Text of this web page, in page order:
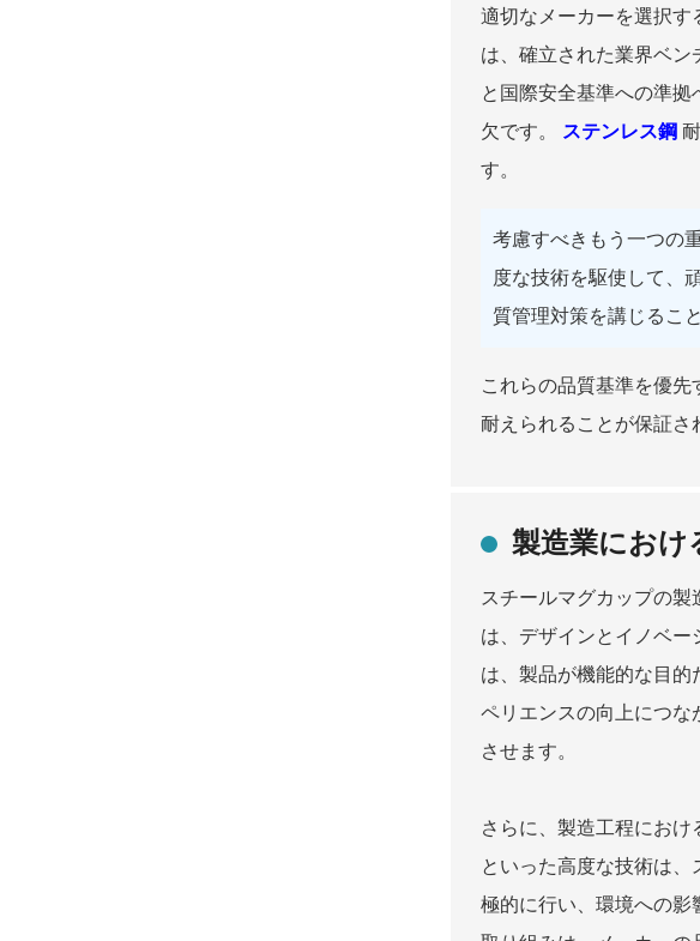
適切なメーカーを選択す
は、確立された業界ベン
と国際安全基準への準
欠です。 ステンレス鋼
す。
考慮すべきもう一つの
度な技術を駆使して、
質管理対策を講じるこ
これらの品質基準を優
耐えられることが保証さ
製造業におけ
スチールマグカップの
は、デザインとイノベ
は、製品が機能的な目
ペリエンスの向上につ
させます。
さらに、製造工程にお
といった高度な技術は
極的に行い、環境への